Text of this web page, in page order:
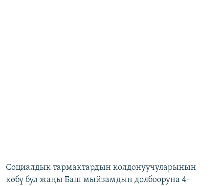
Социалдык тармактардын колдонуучуларынын
көбү бул жаңы Баш мыйзамдын долбооруна 4-